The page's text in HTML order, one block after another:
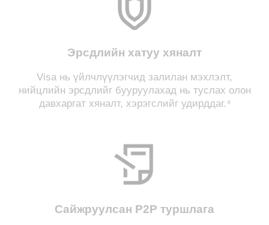
Эрсдлийн хатуу хяналт
Visa нь үйлчлүүлэгчид залилан мэхлэлт,
нийцлийн эрсдлийг бууруулахад нь туслах олон
давхаргат хяналт, хэрэгслийг удирддаг.⁴
Сайжруулсан P2P туршлага